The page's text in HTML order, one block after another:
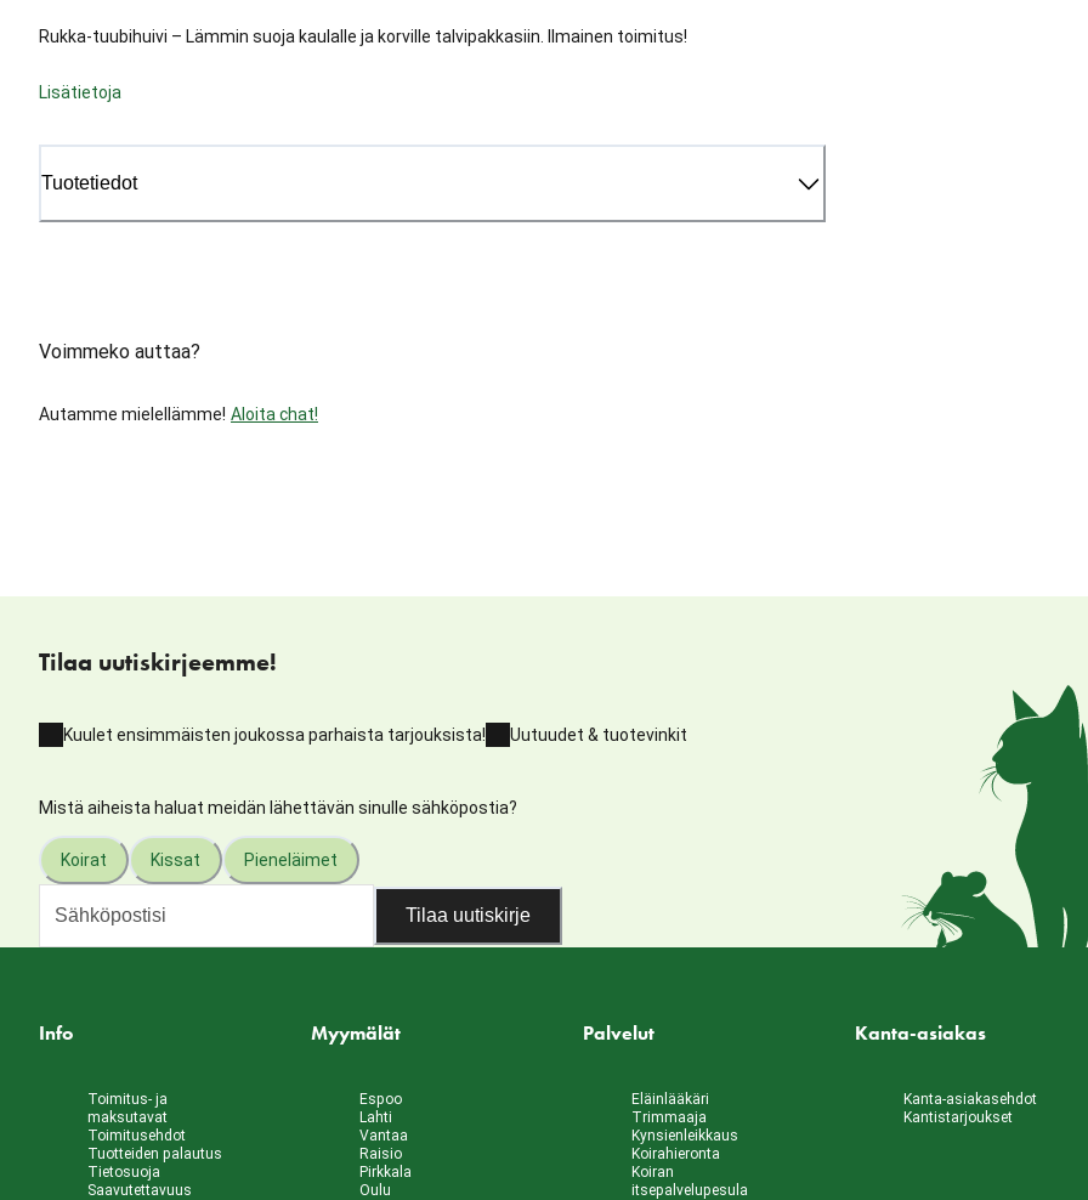
Rukka-tuubihuivi – Lämmin suoja kaulalle ja korville talvipakkasiin. Ilmainen toimitus!
Lisätietoja
Tuotetiedot
Voimmeko auttaa?
Autamme mielellämme! Aloita chat!
Tilaa uutiskirjeemme!
Kuulet ensimmäisten joukossa parhaista tarjouksista! Uutuudet & tuotevinkit
Mistä aiheista haluat meidän lähettävän sinulle sähköpostia?
Koirat Kissat Pieneläimet
Tilaa uutiskirje
Info
Toimitus- ja
maksutavat
Toimitusehdot
Tuotteiden palautus
Tietosuoja
Saavutettavuus
Myymälät
Espoo
Lahti
Vantaa
Raisio
Pirkkala
Oulu
Palvelut
Eläinlääkäri
Trimmaaja
Kynsienleikkaus
Koirahieronta
Koiran
itsepalvelupesula
Kanta-asiakas
Kanta-asiakasehdot
Kantistarjoukset